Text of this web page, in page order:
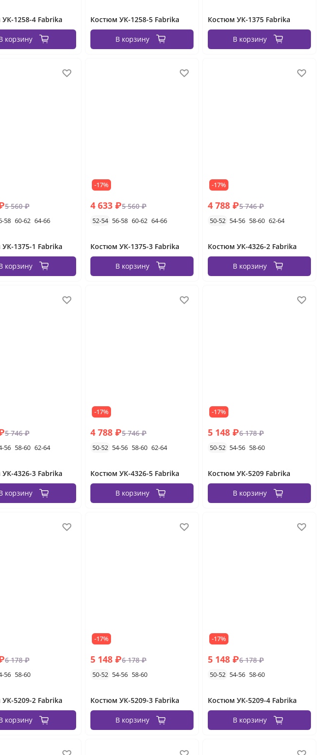
1258-4 Fabrika
корзину
Костюм УК-1258-5 Fabrika
В корзину
Костюм УК-1375 Fabrika
В корзину
5 560 ₽
58 60-62 64-66
1375-1 Fabrika
корзину
-17%
4 633 ₽5 560 ₽
52-54 56-58 60-62 64-66
Костюм УК-1375-3 Fabrika
В корзину
-17%
4 788 ₽5 746 ₽
50-52 54-56 58-60 62-64
Костюм УК-4326-2 Fabrika
В корзину
5 746 ₽
56 58-60 62-64
4326-3 Fabrika
корзину
-17%
4 788 ₽5 746 ₽
50-52 54-56 58-60 62-64
Костюм УК-4326-5 Fabrika
В корзину
-17%
5 148 ₽6 178 ₽
50-52 54-56 58-60
Костюм УК-5209 Fabrika
В корзину
6 178 ₽
56 58-60
5209-2 Fabrika
корзину
-17%
5 148 ₽6 178 ₽
50-52 54-56 58-60
Костюм УК-5209-3 Fabrika
В корзину
-17%
5 148 ₽6 178 ₽
50-52 54-56 58-60
Костюм УК-5209-4 Fabrika
В корзину